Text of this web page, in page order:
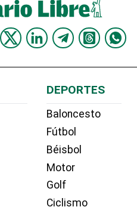
DEPORTES
Baloncesto
Fútbol
Béisbol
Motor
Golf
Ciclismo